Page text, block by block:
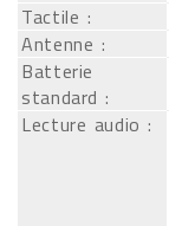
Tactile :
Antenne :
Batterie
standard :
Lecture audio :